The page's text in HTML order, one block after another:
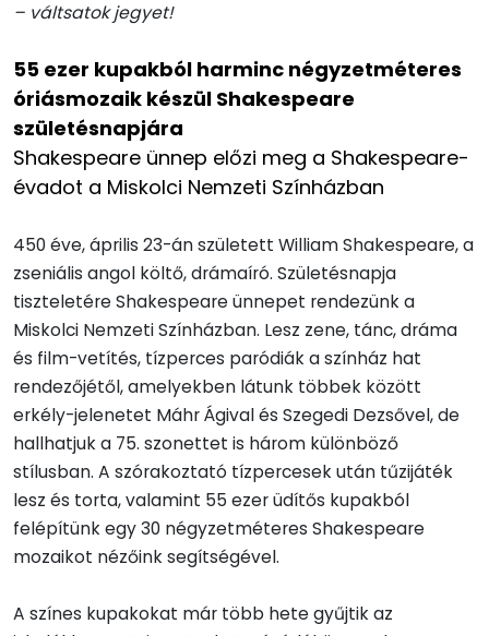
– váltsatok jegyet!
55 ezer kupakból harminc négyzetméteres
óriásmozaik készül Shakespeare
születésnapjára
Shakespeare ünnep előzi meg a Shakespeare-
évadot a Miskolci Nemzeti Színházban
450 éve, április 23-án született William Shakespeare, a
zseniális angol költő, drámaíró. Születésnapja
tiszteletére Shakespeare ünnepet rendezünk a
Miskolci Nemzeti Színházban. Lesz zene, tánc, dráma
és film-vetítés, tízperces paródiák a színház hat
rendezőjétől, amelyekben látunk többek között
erkély-jelenetet Máhr Ágival és Szegedi Dezsővel, de
hallhatjuk a 75. szonettet is három különböző
stílusban. A szórakoztató tízpercesek után tűzijáték
lesz és torta, valamint 55 ezer üdítős kupakból
felépítünk egy 30 négyzetméteres Shakespeare
mozaikot nézőink segítségével.
A színes kupakokat már több hete gyűjtik az